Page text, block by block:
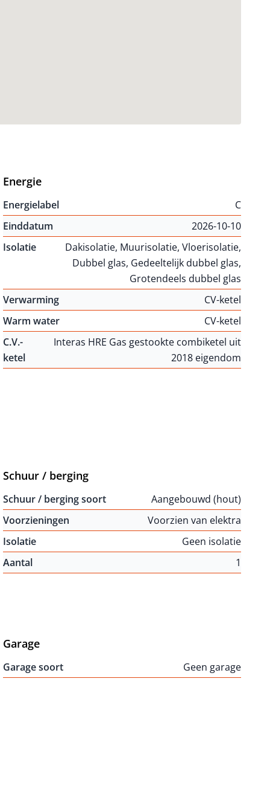
Energie
Energielabel
C
Einddatum
2026-10-10
Isolatie
Dakisolatie, Muurisolatie, Vloerisolatie,
Dubbel glas, Gedeeltelijk dubbel glas,
Grotendeels dubbel glas
Verwarming
CV-ketel
Warm water
CV-ketel
C.V.-
ketel
Interas HRE Gas gestookte combiketel uit
2018 eigendom
Schuur / berging
Schuur / berging soort
Aangebouwd (hout)
Voorzieningen
Voorzien van elektra
Isolatie
Geen isolatie
Aantal
1
Garage
Garage soort Geen garage